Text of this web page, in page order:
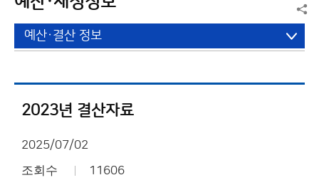
예산·결산 정보
2023년 결산자료
2025/07/02
조회수 11606